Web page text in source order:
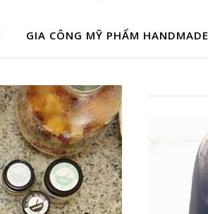
GIA CÔNG MỸ PHẨM HANDMADE